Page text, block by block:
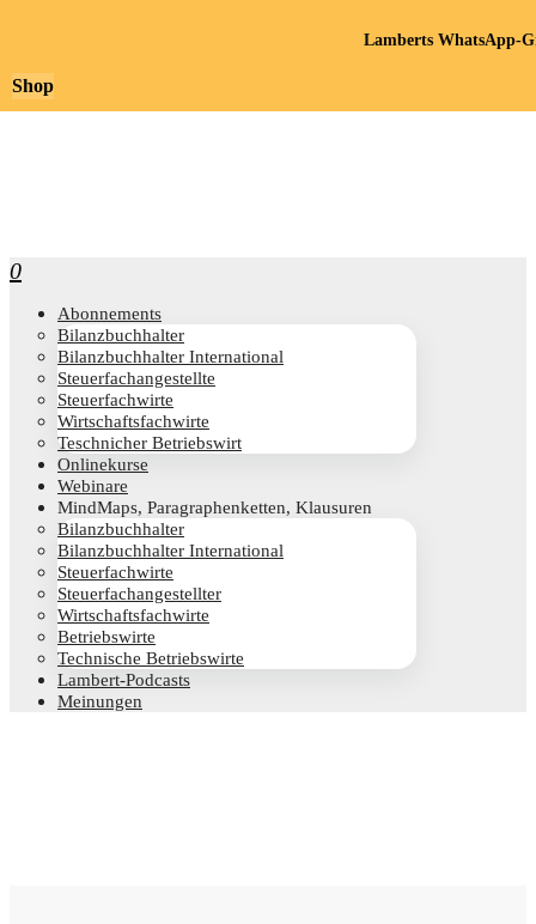
0
Abon­ne­ments
Bilanz­buch­hal­ter
Bilanz­buch­hal­ter International
Steu­er­fach­an­ge­stell­te
Steu­er­fach­wir­te
Wirt­schafts­fach­wir­te
Teschni­cher Betriebswirt
Online­kur­se
Web­i­na­re
Mind­Maps, Para­gra­phen­ket­ten, Klausuren
Bilanz­buch­hal­ter
Bilanz­buch­hal­ter International
Steu­er­fach­wir­te
Steu­er­fach­an­ge­stell­ter
Wirt­schafts­fach­wir­te
Betriebs­wir­te
Tech­ni­sche Betriebswirte
Lam­­bert-Pod­­casts
Mei­nun­gen
Shop
Lamberts WhatsApp-